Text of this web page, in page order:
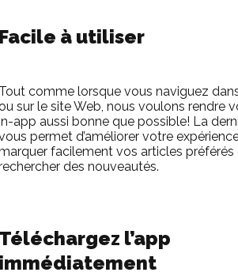
Facile à utiliser
Tout comme lorsque vous naviguez
sur le site Web, nous voulons rendre
app aussi bonne que possible! La
permet d’améliorer votre
facilement vos articles préférés
des nouveautés.
Téléchargez l’app
immédiatement